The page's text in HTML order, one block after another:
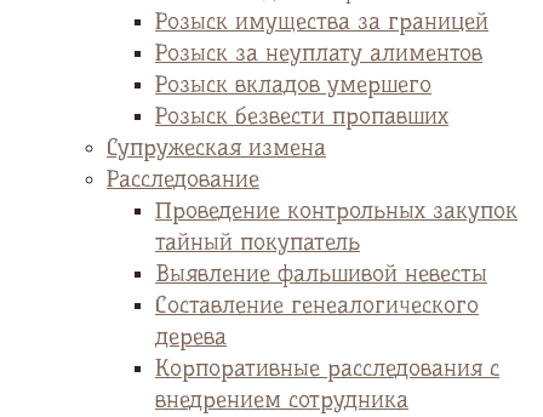
Розыск имущества за границей
Розыск за неуплату алиментов
Розыск вкладов умершего
Розыск безвести пропавших
Супружеская измена
Расследование
Проведение контрольных закупок
тайный покупатель
Выявление фальшивой невесты
Cоставление генеалогического
дерева
Корпоративные расследования с
внедрением сотрудника